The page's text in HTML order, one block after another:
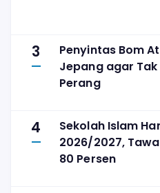
3
Penyintas Bom
Jepang agar
Perang
4
Sekolah Islam
2026/2027,
80 Persen